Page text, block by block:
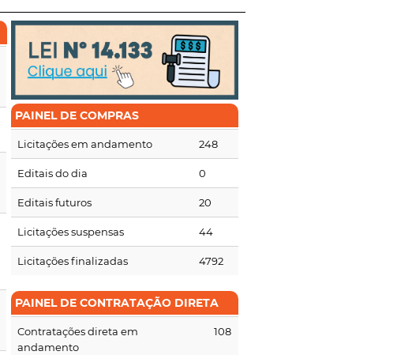
PAINEL DE COMPRAS
Licitações em andamento 248
Editais do dia 0
Editais futuros 20
Licitações suspensas 44
Licitações finalizadas 4792
PAINEL DE CONTRATAÇÃO DIRETA
Contratações direta em
andamento
108